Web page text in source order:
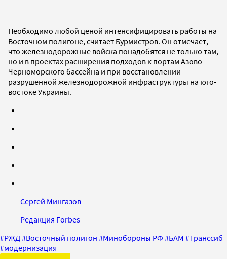
Необходимо любой ценой интенсифицировать работы на
Восточном полигоне, считает Бурмистров. Он отмечает,
что железнодорожные войска понадобятся не только там,
но и в проектах расширения подходов к портам Азово-
Черноморского бассейна и при восстановлении
разрушенной железнодорожной инфраструктуры на юго-
востоке Украины.
Сергей Мингазов
Редакция Forbes
#РЖД #Восточный полигон #Минобороны РФ #БАМ #Транссиб
#модернизация